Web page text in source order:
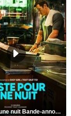
Juste pour une nuit Bande-annonce VO STFR